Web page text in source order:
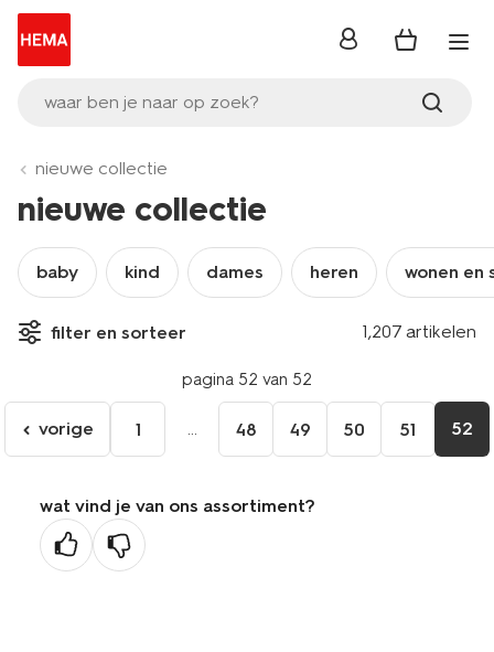
waar ben je naar op zoek?
inloggen
nieuwe collectie
nieuwe collectie
baby kind dames heren wonen en
filter en sorteer 1,207 artikelen
pagina 52 van 52
ga
naar
vorige
pagina
vorige 1 ... 48 49 50 51 52
wat vind je van ons assortiment?